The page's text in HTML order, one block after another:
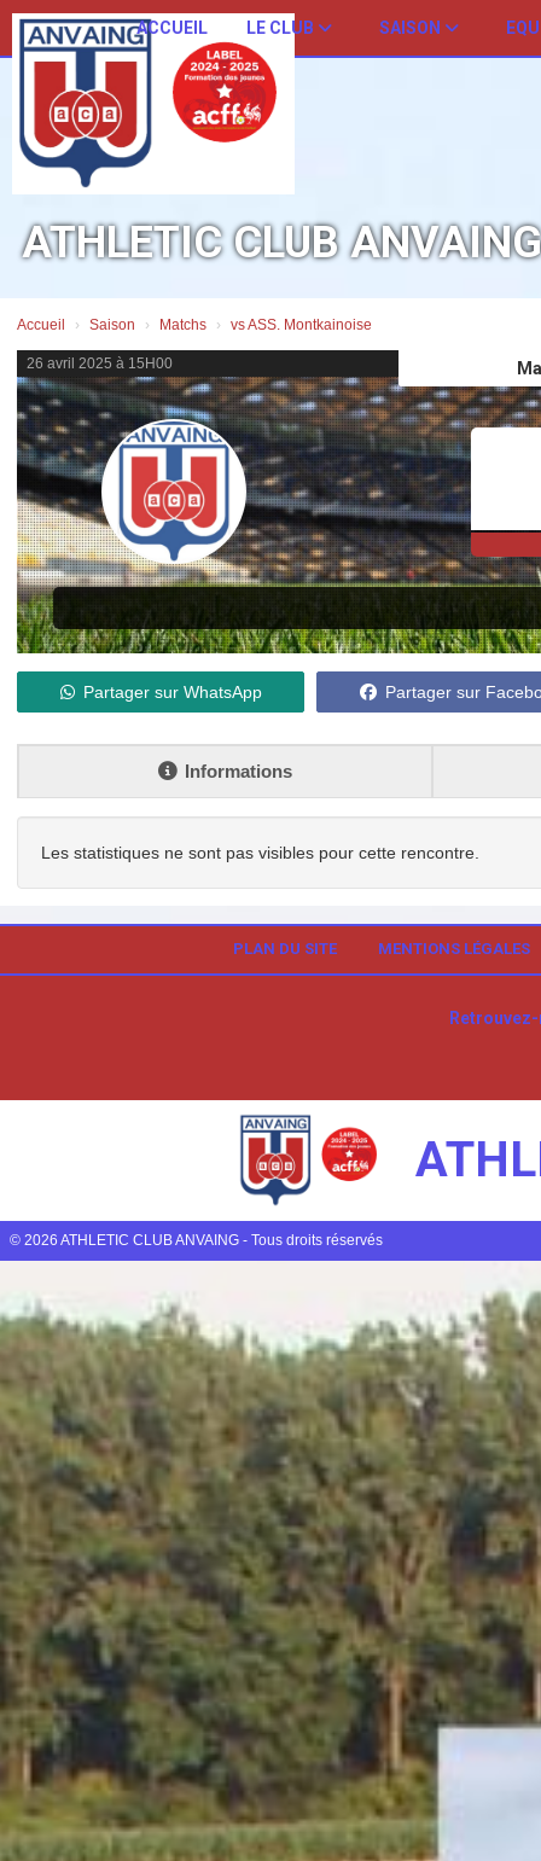
ACCUEIL LE CLUB SAISON
ATHLETIC CLUB ANVAING
Accueil Saison Matchs vs ASS. Montkainoise
26 avril 2025 à 15H00
Partager sur WhatsApp Partager sur
Informations
Les statistiques ne sont pas visibles pour cette rencontre.
PLAN DU SITE MENTIONS LÉGALES
© 2026 ATHLETIC CLUB ANVAING - Tous droits réservés
Panneau de gestion des cookies